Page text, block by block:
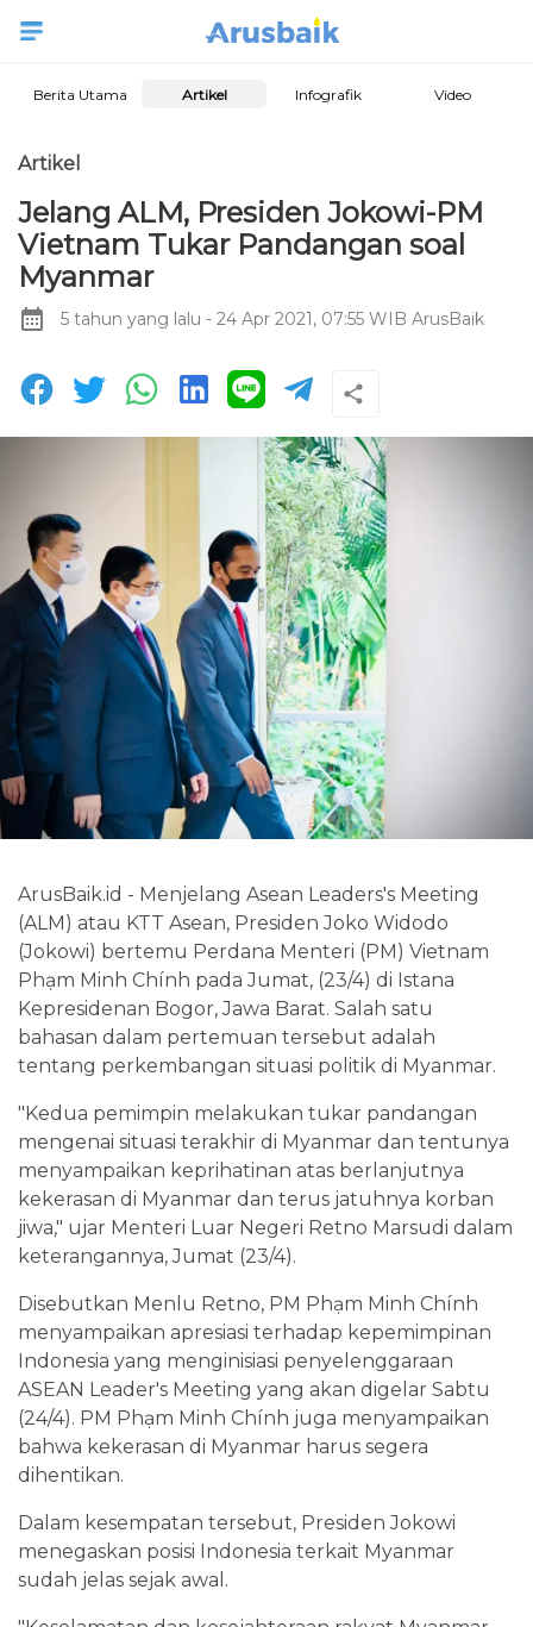
Berita Utama Artikel Infografik Video
Artikel
Jelang ALM, Presiden Jokowi-PM
Vietnam Tukar Pandangan soal
Myanmar
5 tahun yang lalu - 24 Apr 2021, 07:55 WIB ArusBaik
ArusBaik.id - Menjelang Asean Leaders's Meeting
(ALM) atau KTT Asean, Presiden Joko Widodo
(Jokowi) bertemu Perdana Menteri (PM) Vietnam
Phạm Minh Chính pada Jumat, (23/4) di Istana
Kepresidenan Bogor, Jawa Barat. Salah satu
bahasan dalam pertemuan tersebut adalah
tentang perkembangan situasi politik di Myanmar.
"Kedua pemimpin melakukan tukar pandangan
mengenai situasi terakhir di Myanmar dan tentunya
menyampaikan keprihatinan atas berlanjutnya
kekerasan di Myanmar dan terus jatuhnya korban
jiwa," ujar Menteri Luar Negeri Retno Marsudi dalam
keterangannya, Jumat (23/4).
Disebutkan Menlu Retno, PM Phạm Minh Chính
menyampaikan apresiasi terhadap kepemimpinan
Indonesia yang menginisiasi penyelenggaraan
ASEAN Leader's Meeting yang akan digelar Sabtu
(24/4). PM Phạm Minh Chính juga menyampaikan
bahwa kekerasan di Myanmar harus segera
dihentikan.
Dalam kesempatan tersebut, Presiden Jokowi
menegaskan posisi Indonesia terkait Myanmar
sudah jelas sejak awal.